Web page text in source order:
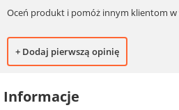
Oceń produkt i pomóż innym klientom w
+ Dodaj pierwszą opinię
Informacje